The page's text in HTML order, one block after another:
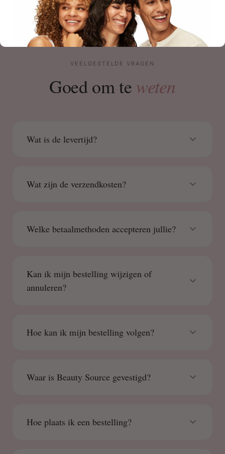
VEELGESTELDE VRAGEN
Goed om te weten
Wat is de levertijd?
Wat zijn de verzendkosten?
Welke betaalmethoden accepteren jullie?
Kan ik mijn bestelling wijzigen of
annuleren?
Hoe kan ik mijn bestelling volgen?
Waar is Beauty Source gevestigd?
Hoe plaats ik een bestelling?